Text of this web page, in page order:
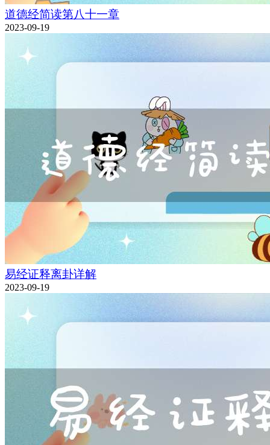
道德经简读第八十一章
2023-09-19
易经证释离卦详解
2023-09-19